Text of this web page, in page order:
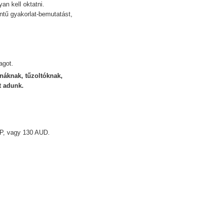
kell oktatni.
gyakorlat-bemutatást,
tűzoltóknak,
adunk.
vagy 130 AUD.